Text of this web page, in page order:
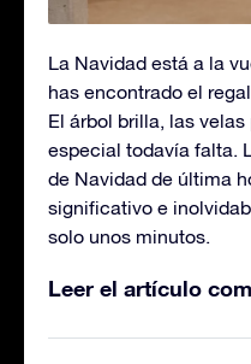
La Navidad está a la
has encontrado el
El árbol brilla, las
especial todavía falta.
de Navidad de última
significativo e
solo unos minutos.
Leer el artículo